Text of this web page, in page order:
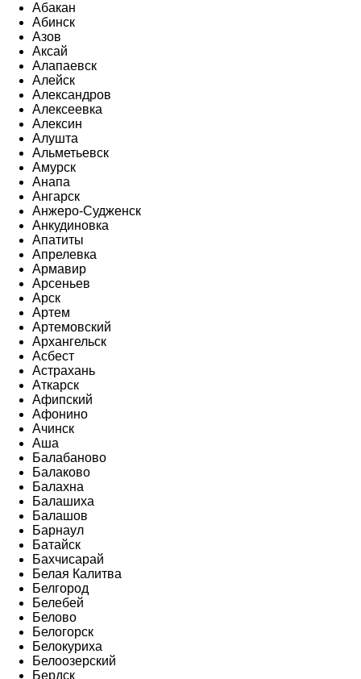
Абакан
Абинск
Азов
Аксай
Алапаевск
Алейск
Александров
Алексеевка
Алексин
Алушта
Альметьевск
Амурск
Анапа
Ангарск
Анжеро-Судженск
Анкудиновка
Апатиты
Апрелевка
Армавир
Арсеньев
Арск
Артем
Артемовский
Архангельск
Асбест
Астрахань
Аткарск
Афипский
Афонино
Ачинск
Аша
Балабаново
Балаково
Балахна
Балашиха
Балашов
Барнаул
Батайск
Бахчисарай
Белая Калитва
Белгород
Белебей
Белово
Белогорск
Белокуриха
Белоозерский
Бердск